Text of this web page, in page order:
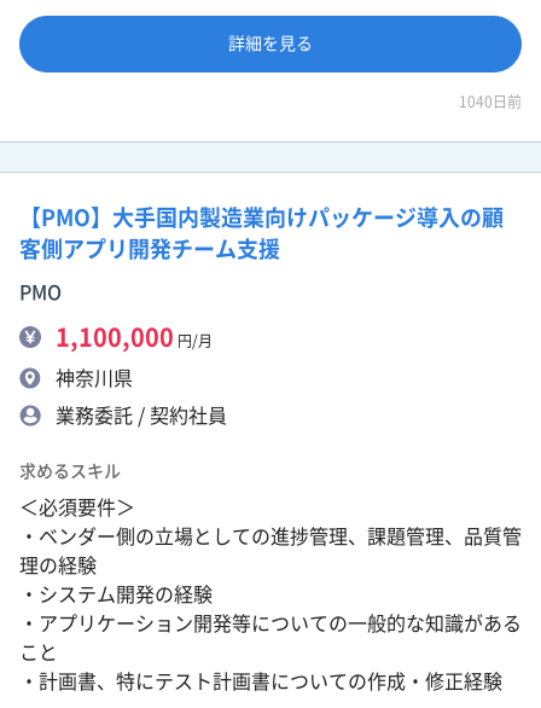
詳細を見る
1040日前
【PMO】大手国内製造業向けパッケージ導入の顧
客側アプリ開発チーム支援
PMO
1,100,000 円/月
神奈川県
業務委託 / 契約社員
求めるスキル
＜必須要件＞
・ベンダー側の立場としての進捗管理、課題管理、品質管
理の経験
・システム開発の経験
・アプリケーション開発等についての一般的な知識がある
こと
・計画書、特にテスト計画書についての作成・修正経験